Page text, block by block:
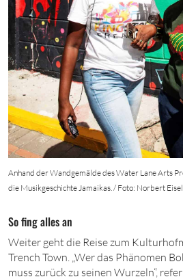
Anhand der Wandgemälde des Water Lane Arts
die Musikgeschichte Jamaikas. / Foto: Norbert
So fing alles an
Weiter geht die Reise zum
Trench Town. „Wer das Phänomen
muss zurück zu seinen Wurzeln“,